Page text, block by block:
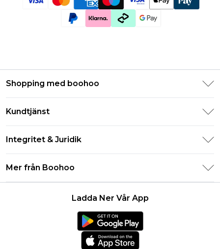
Shopping med boohoo
Studentrabatt - UNiDAYS
Boohoo-appen
Storleksguide
Kundtjänst
Leveransinformation
Returnerar information
Integritet & Juridik
Integritetspolicy
Mer från Boohoo
Ladda Ner Vår App